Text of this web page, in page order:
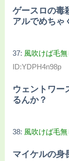
ゲースロの毒
アルでめちゃ
37: 風吹けば毛無
ID:YDPH4n98p
ウェントワー
るんか？
38: 風吹けば毛無
マイケルの身